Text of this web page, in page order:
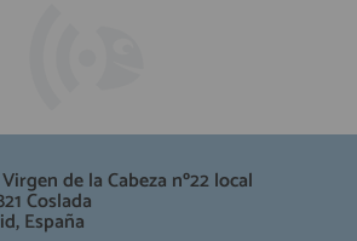
de la Cabeza nº22 local
Coslada
España